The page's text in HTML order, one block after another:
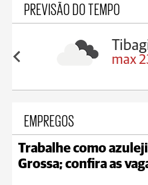
PREVISÃO DO TEMPO
19°C max
EMPREGOS
Trabalhe como
Grossa; confira as